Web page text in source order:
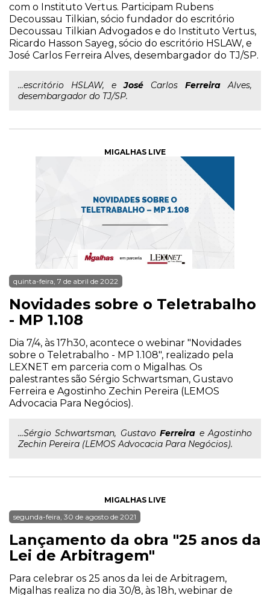
com o Instituto Vertus. Participam Rubens
Decoussau Tilkian, sócio fundador do escritório
Decoussau Tilkian Advogados e do Instituto Vertus,
Ricardo Hasson Sayeg, sócio do escritório HSLAW, e
José Carlos Ferreira Alves, desembargador do TJ/SP.
...escritório HSLAW, eJosé Carlos Ferreira Alves,
desembargador do TJ/SP.
MIGALHAS LIVE
quinta-feira, 7 de abril de 2022
Novidades sobre o Teletrabalho
- MP 1.108
Dia 7/4, às 17h30, acontece o webinar "Novidades
sobre o Teletrabalho - MP 1.108", realizado pela
LEXNET em parceria com o Migalhas. Os
palestrantes são Sérgio Schwartsman, Gustavo
Ferreira e Agostinho Zechin Pereira (LEMOS
Advocacia Para Negócios).
...Sérgio Schwartsman, GustavoFerreira e Agostinho
Zechin Pereira (LEMOS Advocacia Para Negócios).
MIGALHAS LIVE
segunda-feira, 30 de agosto de 2021
Lançamento da obra "25 anos da
Lei de Arbitragem"
Para celebrar os 25 anos da lei de Arbitragem,
Migalhas realiza no dia 30/8, às 18h, webinar de